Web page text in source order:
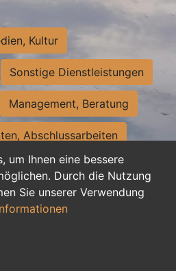
um Ihnen eine bessere
Durch die Nutzung
Sie unserer Verwendung
Kultur
Sonstige Dienstleistungen
Management, Beratung
Abschlussarbeiten
Sekretariat
Nebenjobs
duale Ausbildung